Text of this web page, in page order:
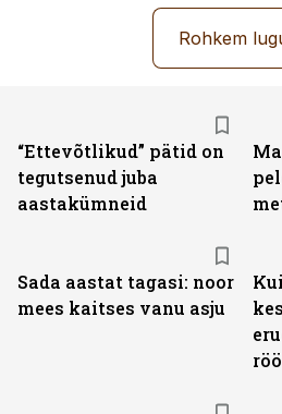
Rohkem
“Ettevõtlikud” pätid on
tegutsenud juba
aastakümneid
Sada aastat tagasi: noor
mees kaitses vanu asju